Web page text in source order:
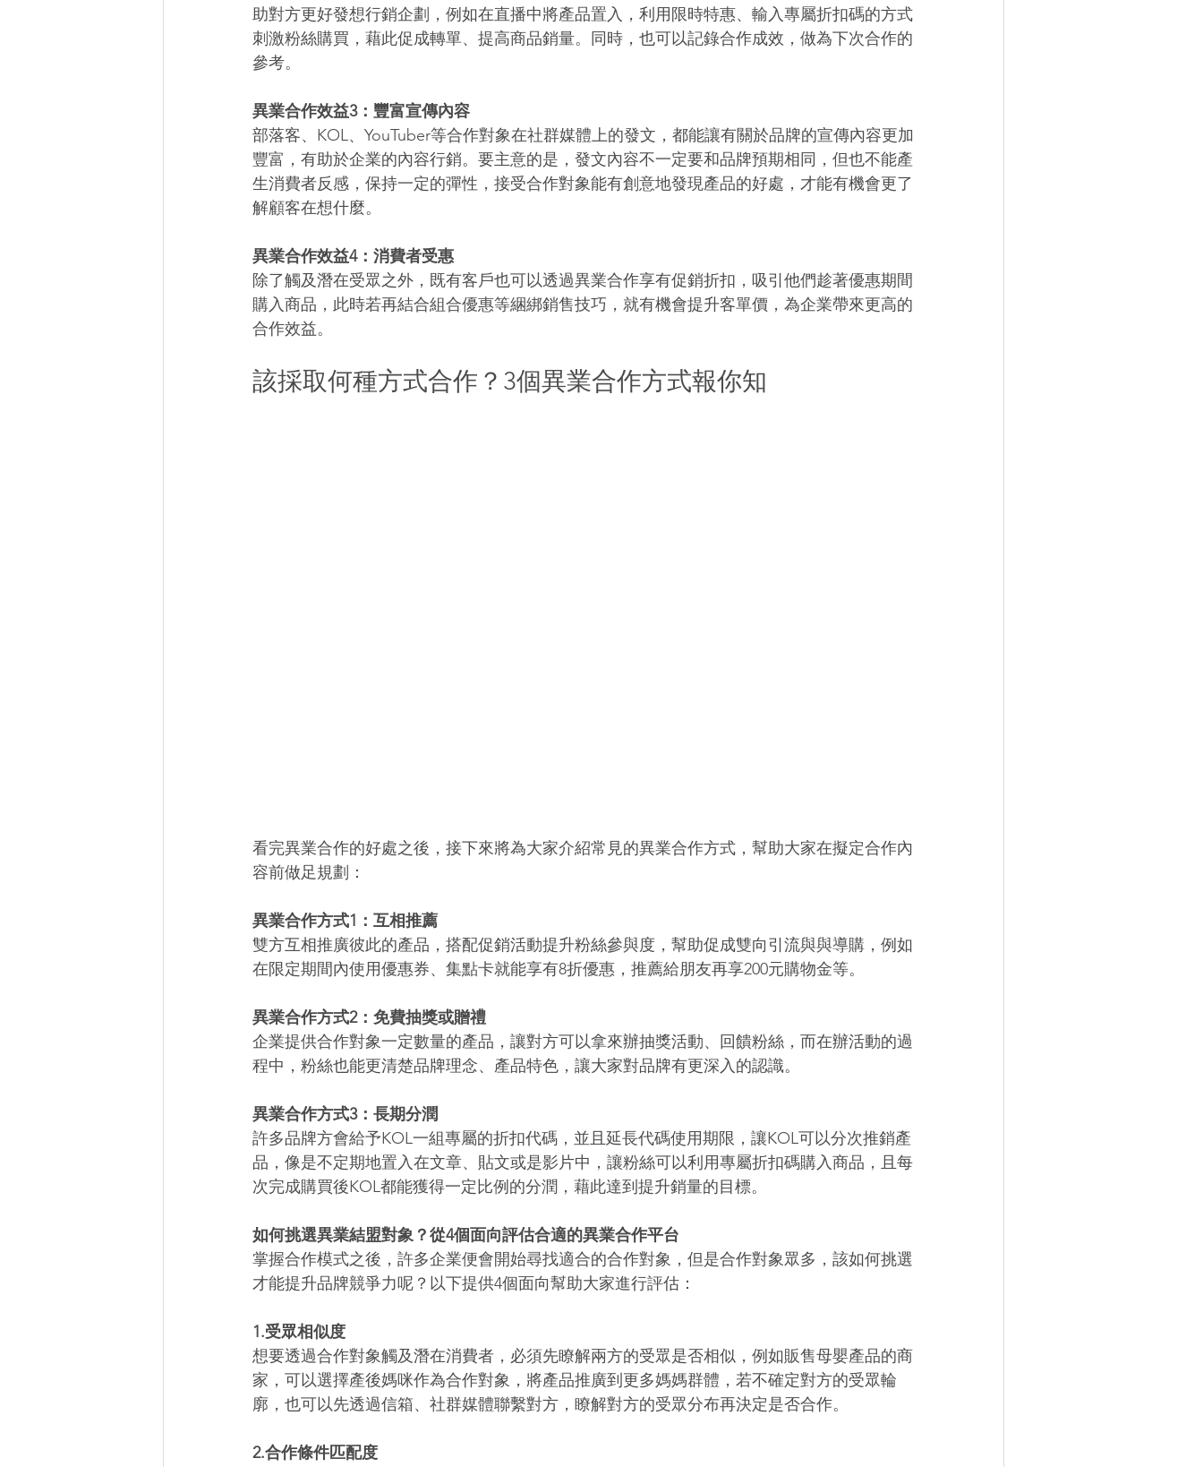
助對方更好發想行銷企劃，例如在直播中將產品置入，利用限時特惠、輸入專屬折扣碼的方式
刺激粉絲購買，藉此促成轉單、提高商品銷量。同時，也可以記錄合作成效，做為下次合作的
參考。
異業合作效益3：豐富宣傳內容
部落客、KOL、YouTuber等合作對象在社群媒體上的發文，都能讓有關於品牌的宣傳內容更加
豐富，有助於企業的內容行銷。要主意的是，發文內容不一定要和品牌預期相同，但也不能產
生消費者反感，保持一定的彈性，接受合作對象能有創意地發現產品的好處，才能有機會更了
解顧客在想什麼。
異業合作效益4：消費者受惠
除了觸及潛在受眾之外，既有客戶也可以透過異業合作享有促銷折扣，吸引他們趁著優惠期間
購入商品，此時若再結合組合優惠等綑綁銷售技巧，就有機會提升客單價，為企業帶來更高的
合作效益。
該採取何種方式合作？3個異業合作方式報你知
看完異業合作的好處之後，接下來將為大家介紹常見的異業合作方式，幫助大家在擬定合作內
容前做足規劃：
異業合作方式1：互相推薦
雙方互相推廣彼此的產品，搭配促銷活動提升粉絲參與度，幫助促成雙向引流與與導購，例如
在限定期間內使用優惠券、集點卡就能享有8折優惠，推薦給朋友再享200元購物金等。
異業合作方式2：免費抽獎或贈禮
企業提供合作對象一定數量的產品，讓對方可以拿來辦抽獎活動、回饋粉絲，而在辦活動的過
程中，粉絲也能更清楚品牌理念、產品特色，讓大家對品牌有更深入的認識。
異業合作方式3：長期分潤
許多品牌方會給予KOL一組專屬的折扣代碼，並且延長代碼使用期限，讓KOL可以分次推銷產
品，像是不定期地置入在文章、貼文或是影片中，讓粉絲可以利用專屬折扣碼購入商品，且每
次完成購買後KOL都能獲得一定比例的分潤，藉此達到提升銷量的目標。
如何挑選異業結盟對象？從4個面向評估合適的異業合作平台
掌握合作模式之後，許多企業便會開始尋找適合的合作對象，但是合作對象眾多，該如何挑選
才能提升品牌競爭力呢？以下提供4個面向幫助大家進行評估：
1.受眾相似度
想要透過合作對象觸及潛在消費者，必須先瞭解兩方的受眾是否相似，例如販售母嬰產品的商
家，可以選擇產後媽咪作為合作對象，將產品推廣到更多媽媽群體，若不確定對方的受眾輪
廓，也可以先透過信箱、社群媒體聯繫對方，瞭解對方的受眾分布再決定是否合作。
2.合作條件匹配度